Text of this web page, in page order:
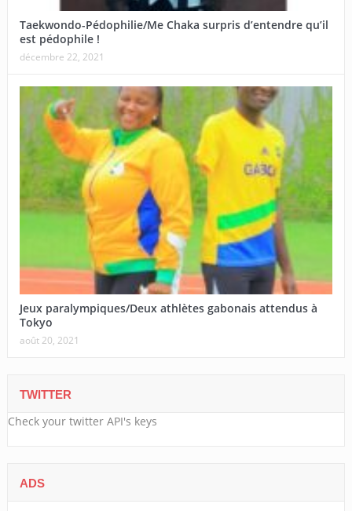
Taekwondo-Pédophilie/Me Chaka surpris d’entendre qu’il
est pédophile !
décembre 22, 2021
Jeux paralympiques/Deux athlètes gabonais attendus à
Tokyo
août 20, 2021
TWITTER
Check your twitter API's keys
ADS